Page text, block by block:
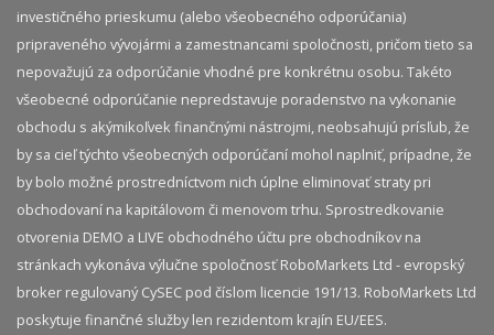
investičného prieskumu (alebo všeobecného odporúčania)
pripraveného vývojármi a zamestnancami spoločnosti, pričom tieto sa
nepovažujú za odporúčanie vhodné pre konkrétnu osobu. Takéto
všeobecné odporúčanie nepredstavuje poradenstvo na vykonanie
obchodu s akýmikoľvek finančnými nástrojmi, neobsahujú prísľub, že
by sa cieľ týchto všeobecných odporúčaní mohol naplniť, prípadne, že
by bolo možné prostredníctvom nich úplne eliminovať straty pri
obchodovaní na kapitálovom či menovom trhu. Sprostredkovanie
otvorenia DEMO a LIVE obchodného účtu pre obchodníkov na
stránkach vykonáva výlučne spoločnosť RoboMarkets Ltd - evropský
broker regulovaný CySEC pod číslom licencie 191/13. RoboMarkets Ltd
poskytuje finančné služby len rezidentom krajín EU/EES.